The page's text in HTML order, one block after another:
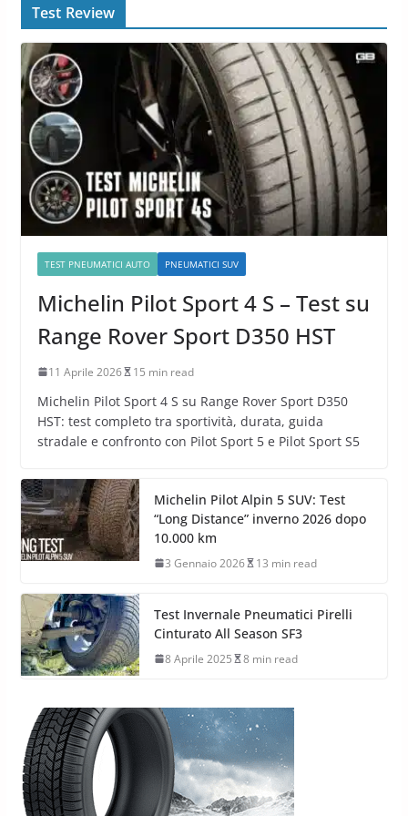
Test Review
TEST PNEUMATICI AUTO PNEUMATICI SUV
Michelin Pilot Sport 4 S – Test su
Range Rover Sport D350 HST
11 Aprile 2026 15 min read
Michelin Pilot Sport 4 S su Range Rover Sport D350
HST: test completo tra sportività, durata, guida
stradale e confronto con Pilot Sport 5 e Pilot Sport S5
Michelin Pilot Alpin 5 SUV: Test
“Long Distance” inverno 2026 dopo
10.000 km
3 Gennaio 2026 13 min read
Test Invernale Pneumatici Pirelli
Cinturato All Season SF3
8 Aprile 2025 8 min read